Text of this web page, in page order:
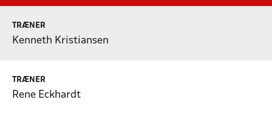
TRÆNER
Kenneth Kristiansen
TRÆNER
Rene Eckhardt